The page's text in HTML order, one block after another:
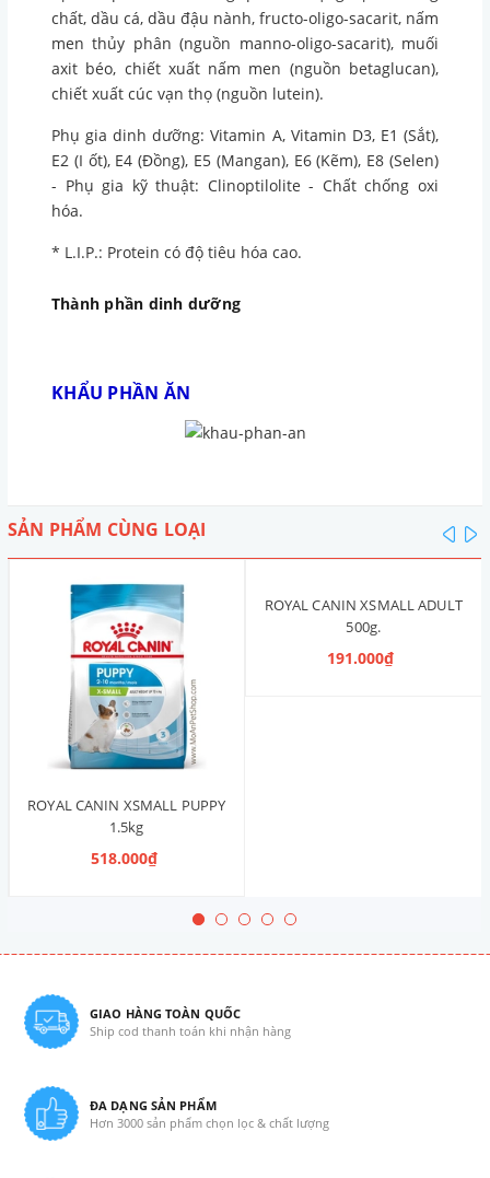
chất, dầu cá, dầu đậu nành, fructo-oligo-sacarit, nấm
men thủy phân (nguồn manno-oligo-sacarit), muối
axit béo, chiết xuất nấm men (nguồn betaglucan),
chiết xuất cúc vạn thọ (nguồn lutein).
Phụ gia dinh dưỡng: Vitamin A, Vitamin D3, E1 (Sắt),
E2 (I ốt), E4 (Đồng), E5 (Mangan), E6 (Kẽm), E8 (Selen)
- Phụ gia kỹ thuật: Clinoptilolite - Chất chống oxi
hóa.
* L.I.P.: Protein có độ tiêu hóa cao.
Thành phần dinh dưỡng
KHẨU PHẦN ĂN
SẢN PHẨM CÙNG LOẠI
ROYAL CANIN XSMALL PUPPY
1.5kg
518.000₫
ROYAL CANIN XSMALL ADULT
500g.
191.000₫
GIAO HÀNG TOÀN QUỐC
Ship cod thanh toán khi nhận hàng
ĐA DẠNG SẢN PHẨM
Hơn 3000 sản phẩm chọn lọc & chất lượng